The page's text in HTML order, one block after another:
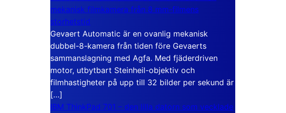
mekanisk filmkamera från 8 mm-filmens
storhetstid
Gevaert Automatic är en ovanlig mekanisk
dubbel-8-kamera från tiden före Gevaerts
sammanslagning med Agfa. Med fjäderdriven
motor, utbytbart Steinheil-objektiv och
filmhastigheter på upp till 32 bilder per sekund är
[…]
IBM ThinkPad 701 – den lilla datorn som vecklade